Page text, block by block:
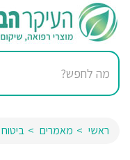
ראשי מאמרים